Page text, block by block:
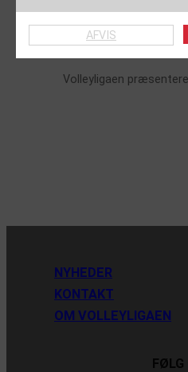
Volleyligaen
NYHEDER
KONTAKT
OM VOLLEYLIGAEN
FØLG
AFVIS